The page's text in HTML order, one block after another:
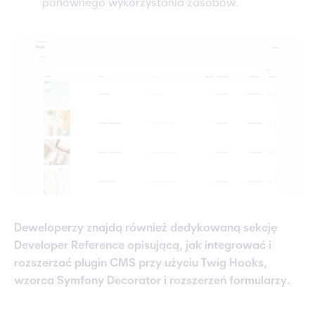
ponownego wykorzystania zasobów.
Deweloperzy znajdą również dedykowaną sekcję
Developer Reference opisującą, jak integrować i
rozszerzać plugin CMS przy użyciu Twig Hooks,
wzorca Symfony Decorator i rozszerzeń formularzy.